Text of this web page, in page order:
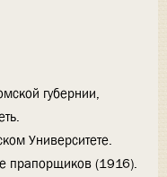
губернии,
Университете.
прапорщиков (1916).